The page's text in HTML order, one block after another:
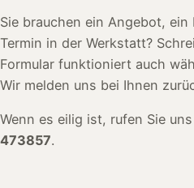
Sie brauchen ein Angebot,
Termin in der Werkstatt?
Formular funktioniert auch
Wir melden uns bei Ihnen
Wenn es eilig ist, rufen Sie
473857.